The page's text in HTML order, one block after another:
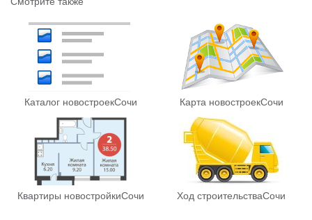
Каталог новостроекСочи Карта новостроекСочи
Квартиры новостройкиСочи Ход строительстваСочи